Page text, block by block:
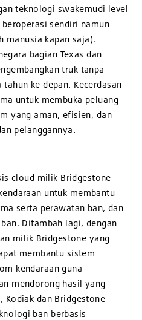
teknologi swakemudi level
sendiri namun
manusia kapan saja).
bagian Texas dan
truk tanpa
ke depan. Kecerdasan
untuk membuka peluang
yang aman, efisien, dan
pelanggannya.
cloud milik Bridgestone
untuk membantu
serta perawatan ban, dan
Ditambah lagi, dengan
milik Bridgestone yang
membantu sistem
kendaraan guna
mendorong hasil yang
Kodiak dan Bridgestone
ban berbasis